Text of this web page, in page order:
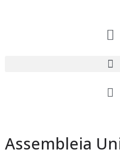
Assembleia